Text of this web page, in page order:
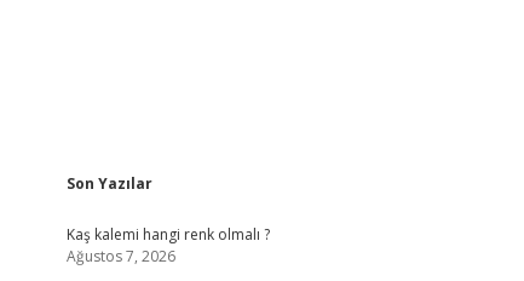
Sidebar
Son Yazılar
Kaş kalemi hangi renk olmalı ?
Ağustos 7, 2026